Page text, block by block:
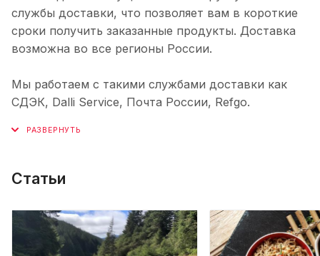
службы доставки, что позволяет вам в короткие
сроки получить заказанные продукты. Доставка
возможна во все регионы России.
Мы работаем с такими службами доставки как
СДЭК, Dalli Service, Почта России, Refgo.
Статьи